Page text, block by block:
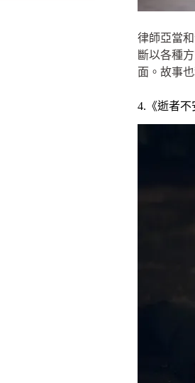
律師亞當
斷以各種
面。故事
4.《逝者不